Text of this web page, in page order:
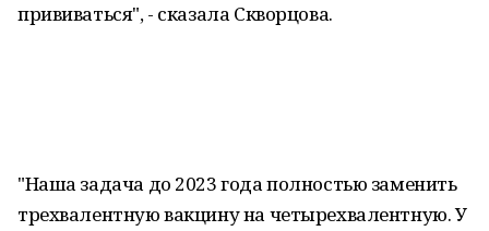
прививаться", - сказала Скворцова.
"Наша задача до 2023 года полностью заменить
трехвалентную вакцину на четырехвалентную. У